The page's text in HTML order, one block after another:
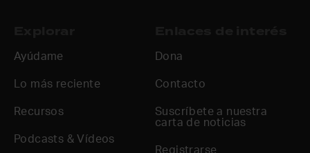
Ayúdame
Lo más reciente
Recursos
Podcasts & Vídeos
Dona
Contacto
Suscríbete a nuestra
carta de noticias
Registrarse